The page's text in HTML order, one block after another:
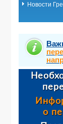
Новости